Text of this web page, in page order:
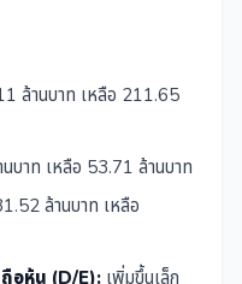
ล้านบาท เหลือ 211.65
บาท เหลือ 53.71 ล้านบาท
ล้านบาท เหลือ
อหุ้น (D/E): เพิ่มขึ้นเล็ก